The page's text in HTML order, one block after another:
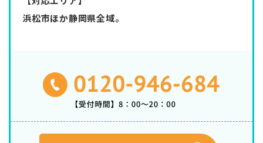
浜松市ほか静岡県全域。